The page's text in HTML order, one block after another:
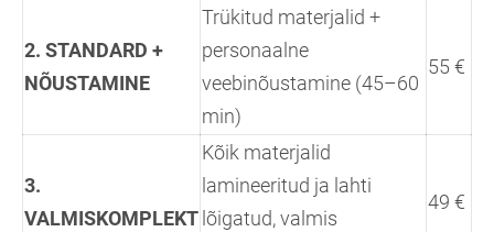
2. STANDARD +
NÕUSTAMINE
Trükitud materjalid +
personaalne
veebinõustamine (45–60
min)
55 €
3.
VALMISKOMPLEKT
Kõik materjalid
lamineeritud ja lahti
lõigatud, valmis
49 €